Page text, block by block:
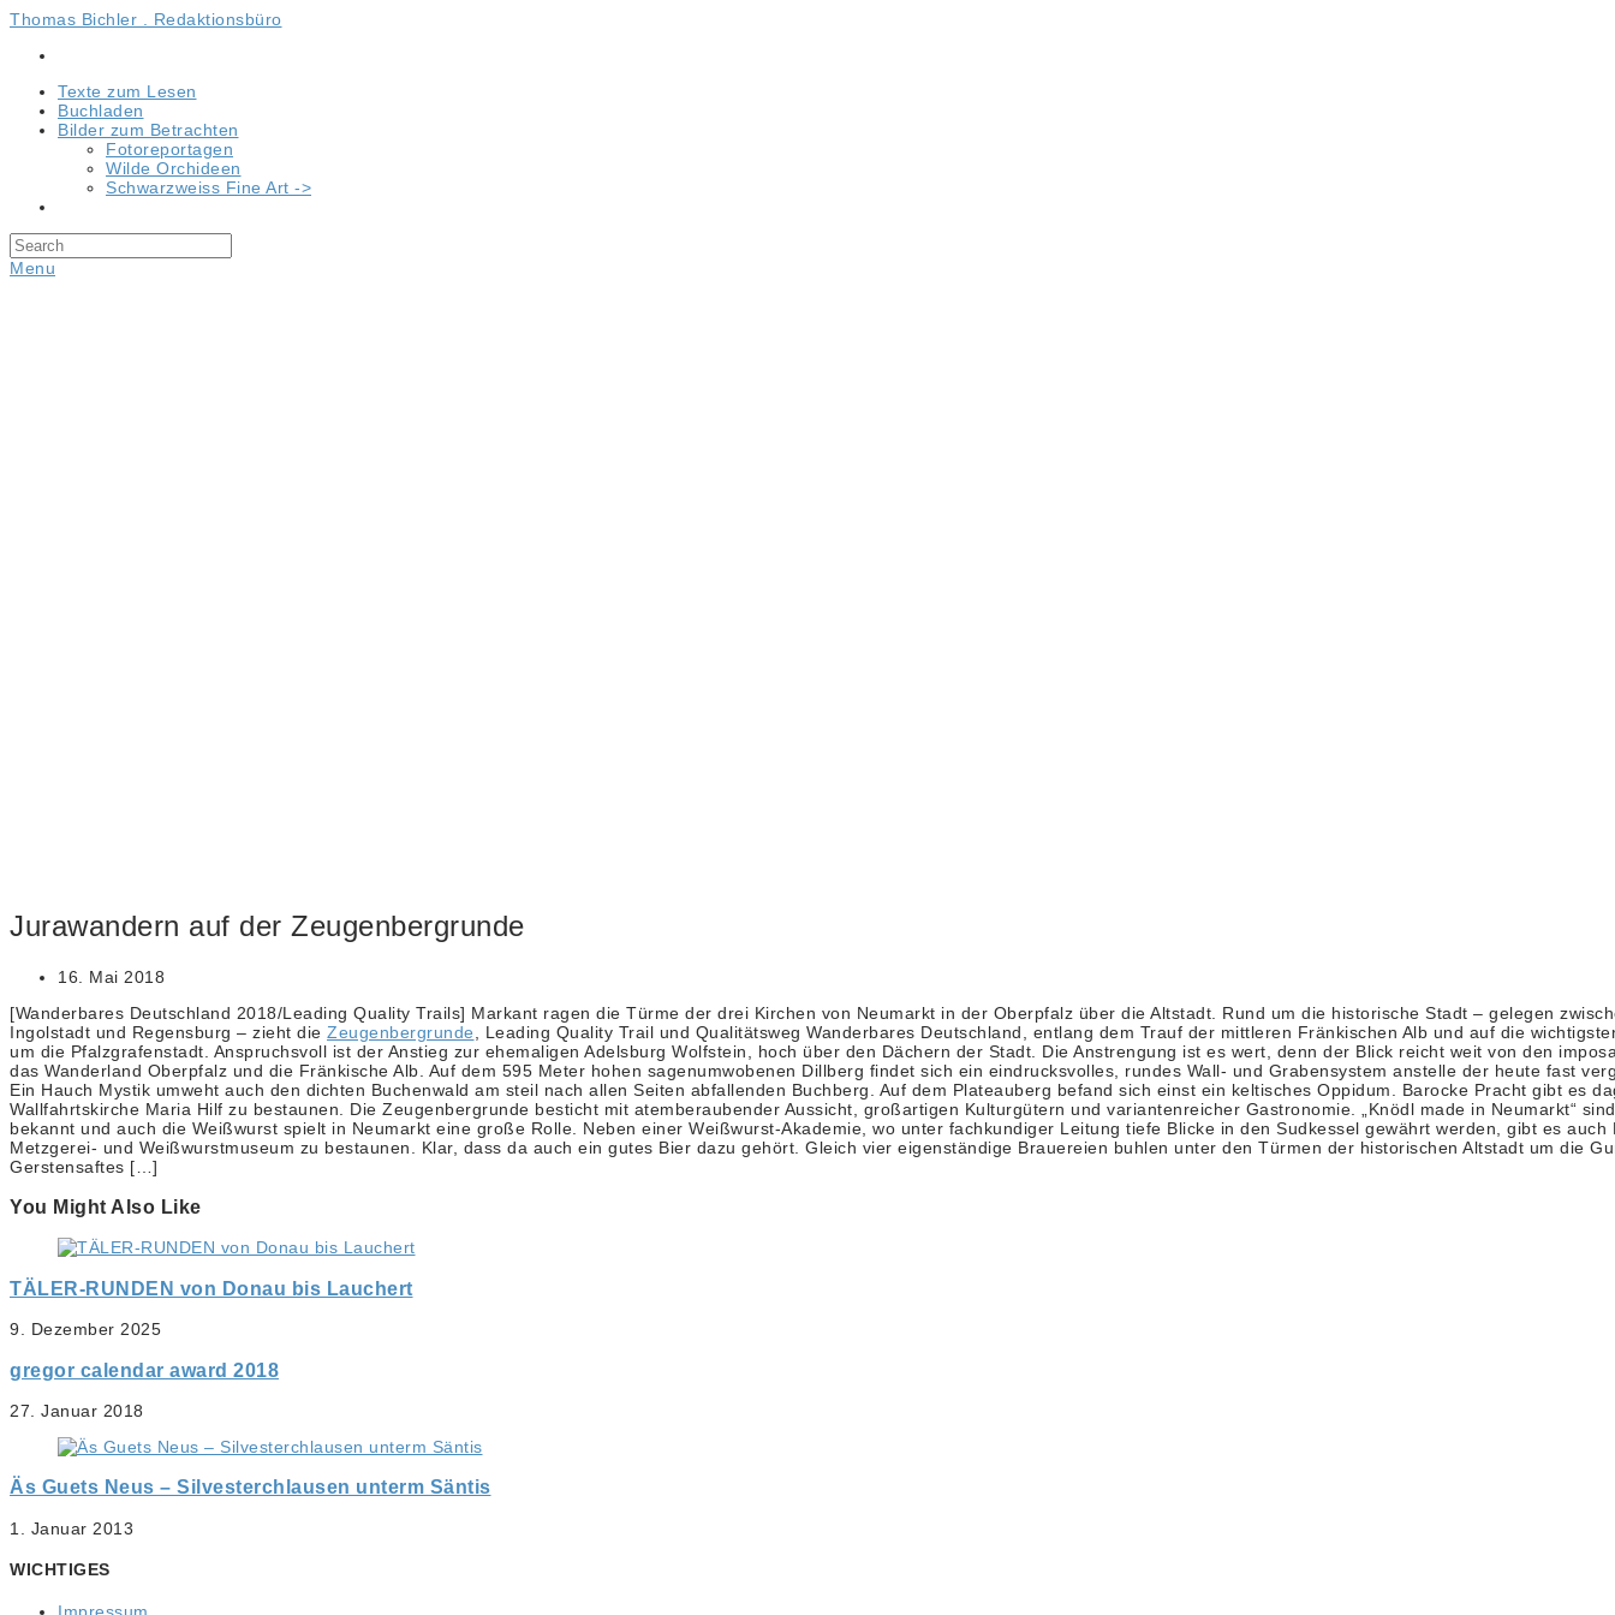
Thomas Bichler . Redaktionsbüro
Texte zum Lesen
Buchladen
Bilder zum Betrachten
Fotoreportagen
Wilde Orchideen
Schwarzweiss Fine Art ->
Menu
Jurawandern auf der Zeugenbergrunde
16. Mai 2018
[Wanderbares Deutschland 2018/Leading Quality Trails] Markant ragen die Türme der drei Kirchen von Neumarkt in der Oberpfalz über die Altstadt. Rund um die historische Stadt – gelegen
Ingolstadt und Regensburg – zieht die Zeugenbergrunde , Leading Quality Trail und Qualitätsweg Wanderbares Deutschland, entlang dem Trauf der mittleren Fränkischen Alb und auf die
um die Pfalzgrafenstadt. Anspruchsvoll ist der Anstieg zur ehemaligen Adelsburg Wolfstein, hoch über den Dächern der Stadt. Die Anstreng­ung ist es wert, denn der Blick reicht weit von den
das Wanderland Oberpfalz und die Fränkische Alb. Auf dem 595 Meter hohen sagenumwobenen Dillberg findet sich ein eindrucksvolles, rundes Wall- und Grabensystem anstelle der heute fast
Ein Hauch Mystik umweht auch den dichten Buchenwald am steil nach allen Seiten abfallenden Buchberg. Auf dem Plateauberg befand sich einst ein keltisches Oppidum. Barocke Pracht gibt es
Wallfahrtskirche Maria Hilf zu bestaunen. Die Zeugenbergrunde besticht mit atemberaubender Aussicht, großartigen Kulturgütern und variantenreicher Gas­tronomie. „Knödl made in Neumarkt“
bekannt und auch die Weißwurst spielt in Neumarkt eine große Rolle. Neben einer Weißwurst-Akademie, wo unter fachkundiger Leitung tiefe Blicke in den Sudkessel gewährt werden, gibt es auch
Metzgerei- und Weißwurstmuseum zu bestaunen. Klar, dass da auch ein gutes Bier dazu gehört. Gleich vier eigenständige Brauereien buhlen unter den Türmen der historischen Altstadt um die
Gerstensaftes […]
You Might Also Like
TÄLER-RUNDEN von Donau bis Lauchert
9. Dezember 2025
gregor calendar award 2018
27. Januar 2018
Äs Guets Neus – Silvesterchlausen unterm Säntis
1. Januar 2013
WICHTIGES